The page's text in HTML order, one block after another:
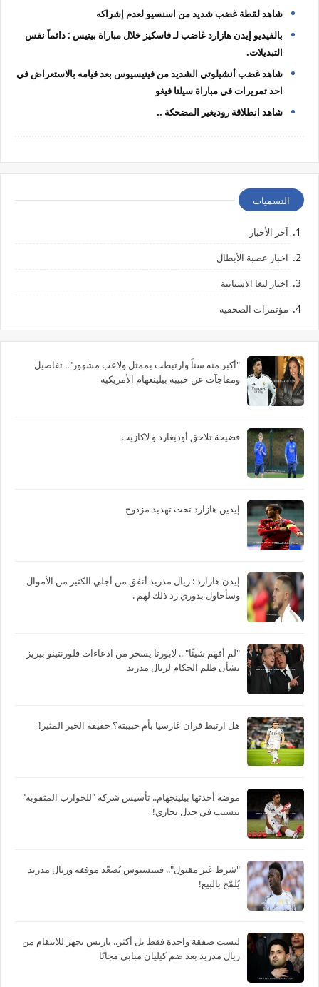
شاهد لقطة غضب شديد من ‏اسنسيو لعدم إشراكه
‏بالفيديو إيدن هازارد غاضب لـ فاسكيز خلال مباراة بيتيس : دائماً نفس
التبديلات.
شاهد غضب أنشيلوتي الشديد من فينيسيوس بعد قيامه بالاستعراض في
احد تمريرات في مباراة سيلتا فيغو
شاهد انطلاقة روديغير المضحكة ..
التسميات
آخر الأخبار
اخبار عصبة الأبطال
اخبار ليغا الاسبانية
مؤتمرات الصحفية
"أكبر منه سناً وارتبطت بممثل ولاعب مشهور".. تفاصيل
ومفاجآت عن حبيبة بيلينغهام الأمريكية
فضيحة تلاحق أوديغارد و لاكازيت
إيدين هازارد تحت تهديد مزدوج
‏إيدن هازارد : ريال مدريد أنفق من أجلي الكثير من الأموال
وسأحاول بدوري رد ذلك لهم .
"لم أفهم شيئًا" .. لابورتا يسخر من ادعاءات فلورنتينو بيريز
بشأن ظلم الحكام لريال مدريد
هل ارتبط فران غارسيا بأم حبيبته؟ حقيقة الخبر المثير!
موضة أحدثها بيلينجهام.. تأسيس شركة "للجوارب المثقوبة"
يتسبب في جدل تجاري!
"شرط غير مقبول".. فينيسيوس يُصعّد موقفه وريال مدريد
يُلمّح بالبيع!
ليست صفقة واحدة فقط بل أكثر.. باريس يجهز للانتقام من
ريال مدريد بعد ضم كيليان مبابي مجانًا